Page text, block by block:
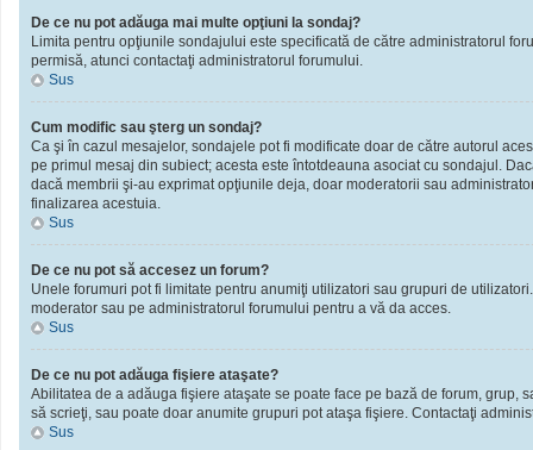
De ce nu pot adăuga mai multe opţiuni la sondaj?
Limita pentru opţiunile sondajului este specificată de către administratorul
permisă, atunci contactaţi administratorul forumului.
Sus
Cum modific sau şterg un sondaj?
Ca şi în cazul mesajelor, sondajele pot fi modificate doar de către autorul
pe primul mesaj din subiect; acesta este întotdeauna asociat cu sondajul.
dacă membrii şi-au exprimat opţiunile deja, doar moderatorii sau
finalizarea acestuia.
Sus
De ce nu pot să accesez un forum?
Unele forumuri pot fi limitate pentru anumiţi utilizatori sau grupuri de
moderator sau pe administratorul forumului pentru a vă da acces.
Sus
De ce nu pot adăuga fişiere ataşate?
Abilitatea de a adăuga fişiere ataşate se poate face pe bază de forum, grup,
să scrieţi, sau poate doar anumite grupuri pot ataşa fişiere. Contactaţi
Sus